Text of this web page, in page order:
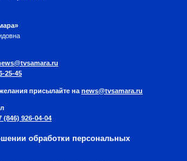
25-45
присылайте на news@tvsamara.ru
(846) 926-04-04
обработки персональных